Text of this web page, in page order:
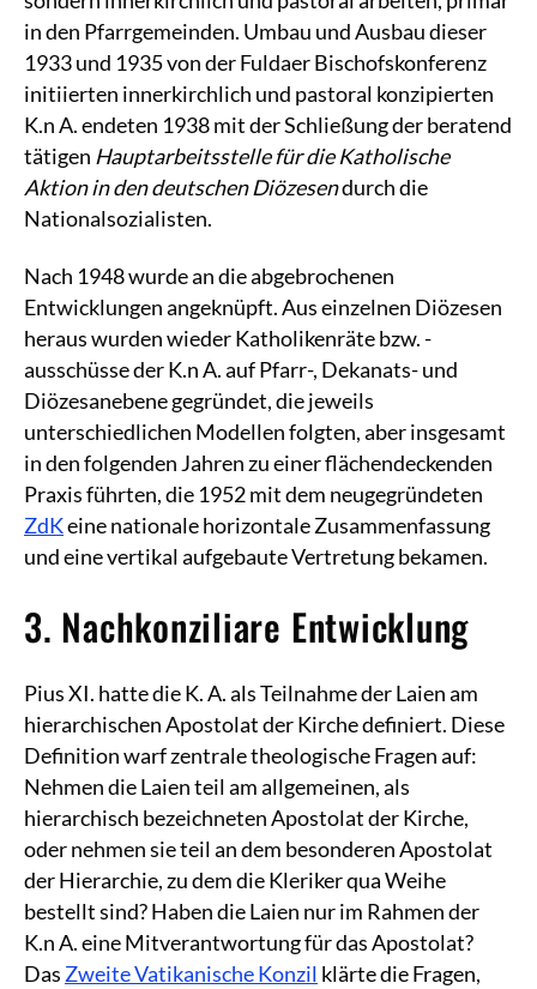
in den Pfarrgemeinden. Umbau und Ausbau dieser
1933 und 1935 von der Fuldaer Bischofskonferenz
initiierten innerkirchlich und pastoral konzipierten
K.n A. endeten 1938 mit der Schließung der beratend
tätigen Hauptarbeitsstelle für die Katholische
Aktion in den deutschen Diözesendurch die
Nationalsozialisten.
Nach 1948 wurde an die abgebrochenen
Entwicklungen angeknüpft. Aus einzelnen Diözesen
heraus wurden wieder Katholikenräte bzw. -
ausschüsse der K.n A. auf Pfarr-, Dekanats- und
Diözesanebene gegründet, die jeweils
unterschiedlichen Modellen folgten, aber insgesamt
in den folgenden Jahren zu einer flächendeckenden
Praxis führten, die 1952 mit dem neugegründeten
ZdKeine nationale horizontale Zusammenfassung
und eine vertikal aufgebaute Vertretung bekamen.
3. Nachkonziliare Entwicklung
Pius XI. hatte die K. A. als Teilnahme der Laien am
hierarchischen Apostolat der Kirche definiert. Diese
Definition warf zentrale theologische Fragen auf:
Nehmen die Laien teil am allgemeinen, als
hierarchisch bezeichneten Apostolat der Kirche,
oder nehmen sie teil an dem besonderen Apostolat
der Hierarchie, zu dem die Kleriker qua Weihe
bestellt sind? Haben die Laien nur im Rahmen der
K.n A. eine Mitverantwortung für das Apostolat?
Das Zweite Vatikanische Konzil klärte die Fragen,